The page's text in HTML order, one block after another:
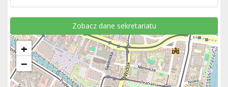
Zobacz dane sekretariatu
+
−